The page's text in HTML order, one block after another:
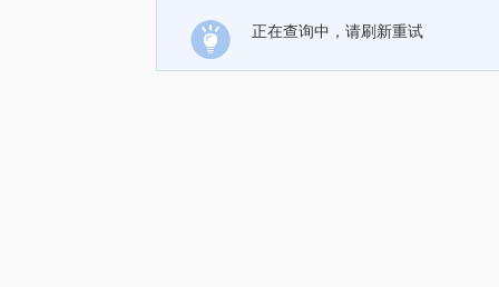
正在查询中，请刷新重试